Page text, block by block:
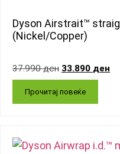
Dyson Airstrait™
(Nickel/Copper)
37.990ден 33.890 ден
Прочитај повеќе